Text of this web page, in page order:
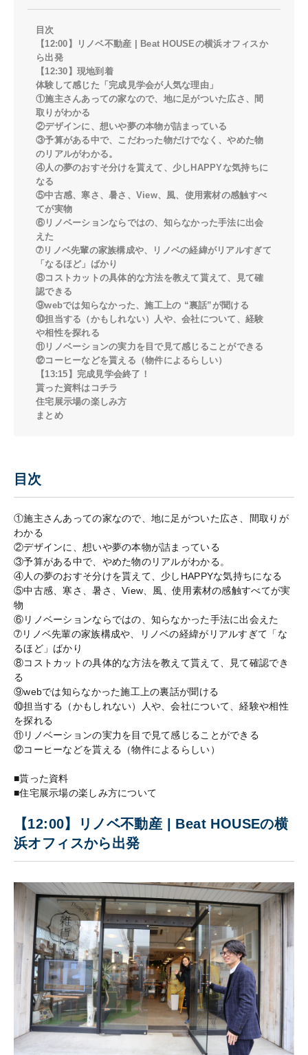
目次
【12:00】リノベ不動産 | Beat HOUSEの横浜オフィスか
ら出発
【12:30】現地到着
体験して感じた「完成見学会が人気な理由」
①施主さんあっての家なので、地に足がついた広さ、間
取りがわかる
②デザインに、想いや夢の本物が詰まっている
③予算がある中で、こだわった物だけでなく、やめた物
のリアルがわかる。
④人の夢のおすそ分けを貰えて、少しHAPPYな気持ちに
なる
⑤中古感、寒さ、暑さ、View、風、使用素材の感触すべ
てが実物
⑥リノベーションならではの、知らなかった手法に出会
えた
➆リノベ先輩の家族構成や、リノベの経緯がリアルすぎて
「なるほど」ばかり
⑧コストカットの具体的な方法を教えて貰えて、見て確
認できる
⑨webでは知らなかった、施工上の “裏話”が聞ける
⑩担当する（かもしれない）人や、会社について、経験
や相性を探れる
⑪リノベーションの実力を目で見て感じることができる
⑫コーヒーなどを貰える（物件によるらしい）
【13:15】完成見学会終了！
貰った資料はコチラ
住宅展示場の楽しみ方
まとめ
目次
①施主さんあっての家なので、地に足がついた広さ、間取りが
わかる
②デザインに、想いや夢の本物が詰まっている
③予算がある中で、やめた物のリアルがわかる。
④人の夢のおすそ分けを貰えて、少しHAPPYな気持ちになる
⑤中古感、寒さ、暑さ、View、風、使用素材の感触すべてが実
物
⑥リノベーションならではの、知らなかった手法に出会えた
➆リノベ先輩の家族構成や、リノベの経緯がリアルすぎて「な
るほど」ばかり
⑧コストカットの具体的な方法を教えて貰えて、見て確認でき
る
⑨webでは知らなかった施工上の裏話が聞ける
⑩担当する（かもしれない）人や、会社について、経験や相性
を探れる
⑪リノベーションの実力を目で見て感じることができる
⑫コーヒーなどを貰える（物件によるらしい）
■貰った資料
■住宅展示場の楽しみ方について
【12:00】リノベ不動産 | Beat HOUSEの横
浜オフィスから出発